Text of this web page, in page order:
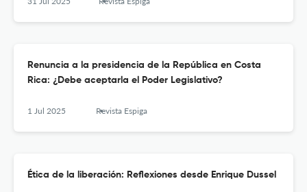
Renuncia a la presidencia de la República en Costa
Rica: ¿Debe aceptarla el Poder Legislativo?
1 Jul 2025 Revista Espiga
Ética de la liberación: Reflexiones desde Enrique Dussel